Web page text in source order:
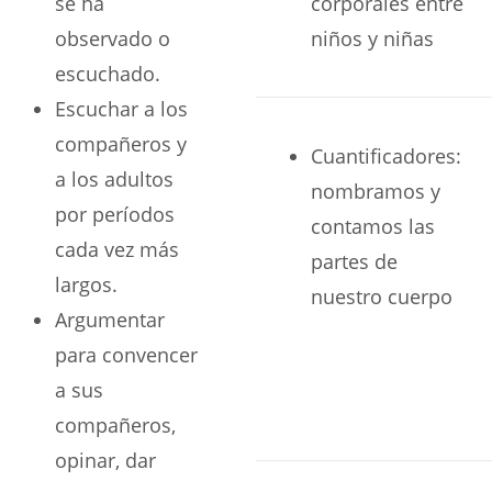
observado o
escuchado.
Escuchar a los
compañeros y
a los adultos
por períodos
cada vez más
largos.
Argumentar
para convencer
a sus
compañeros,
opinar, dar
niños y niñas
Cuantificadores:
nombramos y
contamos las
partes de
nuestro cuerpo